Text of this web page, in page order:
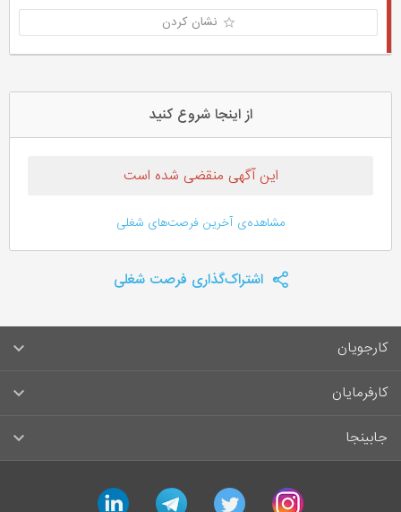
نشان کردن
از اینجا شروع کنید
این آگهی منقضی شده است
مشاهده‌ی آخرین فرصت‌های شغلی
اشتراک‌گذاری فرصت شغلی
کارجویان
سوالات متداول کارجویان
لیست مشاغل
آگهی‌های استخدام
کارفرمایان
راهنمای ثبت آگهی استخدام
قوانین و مقررات کارفرمایان
جابینجا
instagram
twitter
telegram
linkedin